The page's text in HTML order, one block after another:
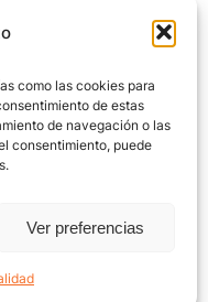
como las cookies para
de estas
de navegación o las
consentimiento, puede
Ver preferencias
aquí